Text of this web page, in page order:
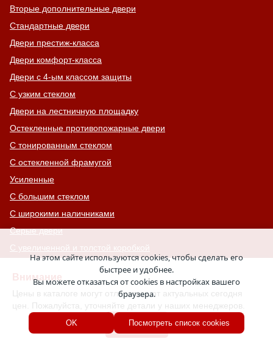
Внимание
Цены в каталоге могут отличаться от актуальных сегодня
цен. Пожалуйста, уточняйте детали у наших менеджеров.
Хорошо
Вторые дополнительные двери
Стандартные двери
Двери престиж-класса
Двери комфорт-класса
Двери с 4-ым классом защиты
С узким стеклом
Двери на лестничную площадку
Остекленные противопожарные двери
С тонированным стеклом
С остекленной фрамугой
Усиленные
С большим стеклом
С широкими наличниками
Серые двери
С увеличенной и толстой коробкой
Двери с выдавленным рисунком
Двери с витражным остеклением
Двери с английской решеткой
Глухие противопожарные двери
Однопольные противопожарные двери
На этом сайте используются cookies, чтобы сделать его
быстрее и удобнее.
Вы можете отказаться от cookies в настройках вашего
браузера.
OK Посмотреть список cookies